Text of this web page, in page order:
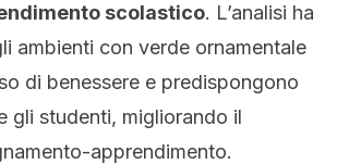
scolastico. L’analisi ha
ambienti con verde ornamentale
di benessere e predispongono
gli studenti, migliorando il
apprendimento.